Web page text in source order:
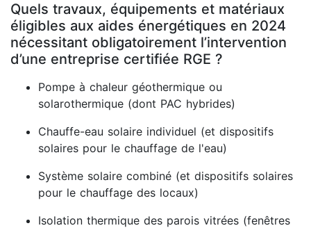
Quels travaux, équipements et matériaux
éligibles aux aides énergétiques en 2024
nécessitant obligatoirement l’intervention
d’une entreprise certifiée RGE ?
Pompe à chaleur géothermique ou
solarothermique (dont PAC hybrides)
Chauffe-eau solaire individuel (et dispositifs
solaires pour le chauffage de l'eau)
Système solaire combiné (et dispositifs solaires
pour le chauffage des locaux)
Isolation thermique des parois vitrées (fenêtres